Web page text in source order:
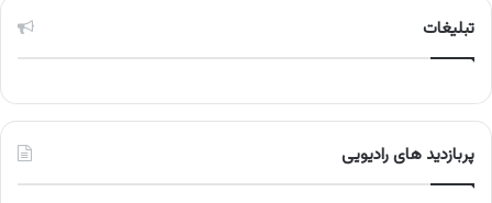
تبلیغات
پربازدید های رادیویی